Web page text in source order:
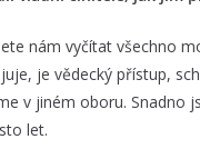
nám vyčítat všechno
je vědecký přístup,
v jiném oboru. Snadno
let.